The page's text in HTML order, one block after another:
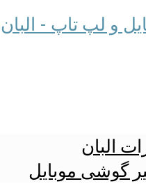
البان
گوشی موبایل